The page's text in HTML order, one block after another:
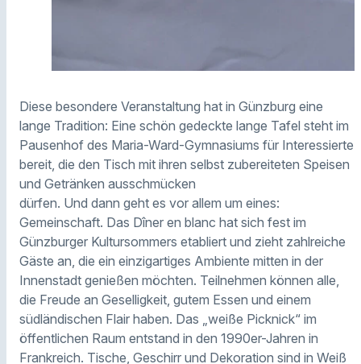
Diese besondere Veranstaltung hat in Günzburg eine
lange Tradition: Eine schön gedeckte lange Tafel steht im
Pausenhof des Maria-Ward-Gymnasiums für Interessierte
bereit, die den Tisch mit ihren selbst zubereiteten Speisen
und Getränken ausschmücken
dürfen. Und dann geht es vor allem um eines:
Gemeinschaft. Das Dîner en blanc hat sich fest im
Günzburger Kultursommers etabliert und zieht zahlreiche
Gäste an, die ein einzigartiges Ambiente mitten in der
Innenstadt genießen möchten. Teilnehmen können alle,
die Freude an Geselligkeit, gutem Essen und einem
südländischen Flair haben. Das „weiße Picknick“ im
öffentlichen Raum entstand in den 1990er-Jahren in
Frankreich. Tische, Geschirr und Dekoration sind in Weiß